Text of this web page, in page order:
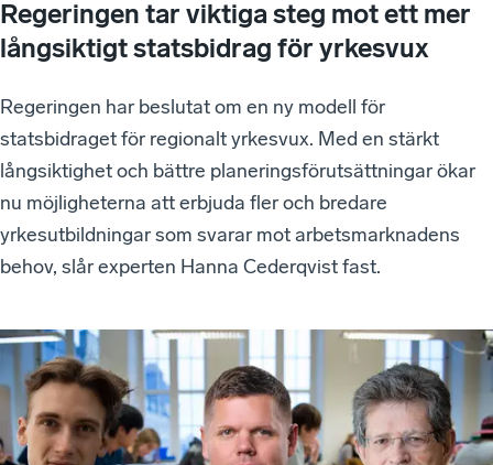
Regeringen tar viktiga steg mot ett mer
långsiktigt statsbidrag för yrkesvux
Regeringen har beslutat om en ny modell för
statsbidraget för regionalt yrkesvux. Med en stärkt
långsiktighet och bättre planeringsförutsättningar ökar
nu möjligheterna att erbjuda fler och bredare
yrkesutbildningar som svarar mot arbetsmarknadens
behov, slår experten Hanna Cederqvist fast.